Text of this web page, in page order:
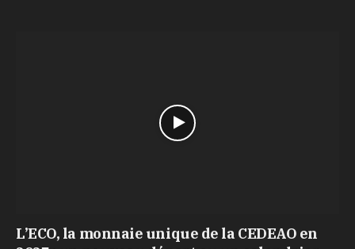
L’ECO, la monnaie unique de la CEDEAO en